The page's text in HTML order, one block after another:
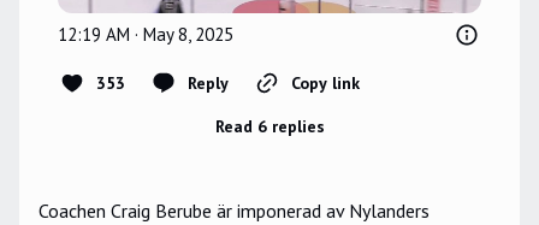
12:19 AM · May 8, 2025
353 Reply
Copy link
Read 6 replies
Coachen Craig Berube är imponerad av Nylanders